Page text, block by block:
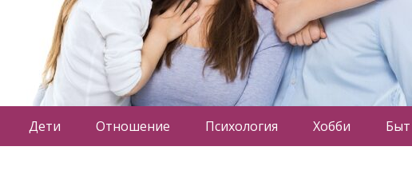
Дети Отношение Психология Хобби Быт